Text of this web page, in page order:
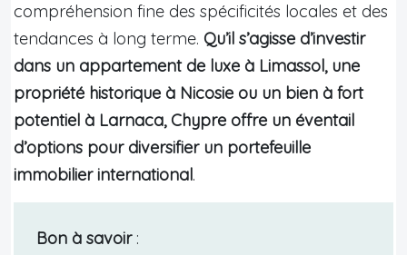
compréhension fine des spécificités locales et des
tendances à long terme. Qu’il s’agisse d’investir
dans un appartement de luxe à Limassol, une
propriété historique à Nicosie ou un bien à fort
potentiel à Larnaca, Chypre offre un éventail
d’options pour diversifier un portefeuille
immobilier international.
Bon à savoir: